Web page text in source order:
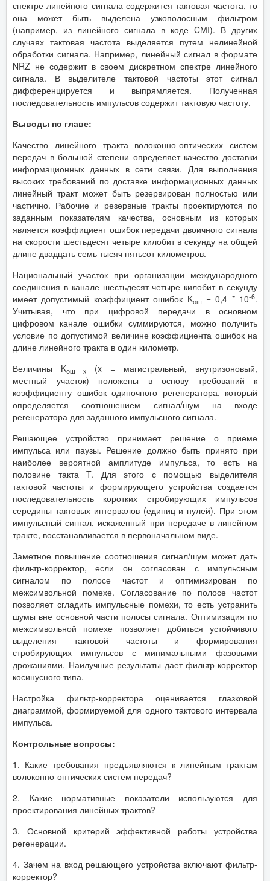
спектре линейного сигнала содержится тактовая частота, то
она может быть выделена узкополосным фильтром
(например, из линейного сигнала в коде CMI). В других
случаях тактовая частота выделяется путем нелинейной
обработки сигнала. Например, линейный сигнал в формате
NRZ не содержит в своем дискретном спектре линейного
сигнала. В выделителе тактовой частоты этот сигнал
дифференцируется и выпрямляется. Полученная
последовательность импульсов содержит тактовую частоту.
Выводы по главе:
Качество линейного тракта волоконно-оптических систем
передач в большой степени определяет качество доставки
информационных данных в сети связи. Для выполнения
высоких требований по доставке информационных данных
линейный тракт может быть резервирован полностью или
частично. Рабочие и резервные тракты проектируются по
заданным показателям качества, основным из которых
является коэффициент ошибок передачи двоичного сигнала
на скорости шестьдесят четыре килобит в секунду на общей
длине двадцать семь тысяч пятьсот километров.
Национальный участок при организации международного
соединения в канале шестьдесят четыре килобит в секунду
имеет допустимый коэффициент ошибок Kош = 0,4 * 10-6.
Учитывая, что при цифровой передачи в основном
цифровом канале ошибки суммируются, можно получить
условие по допустимой величине коэффициента ошибок на
длине линейного тракта в один километр.
Величины Kош x
(x = магистральный, внутризоновый,
местный участок) положены в основу требований к
коэффициенту ошибок одиночного регенератора, который
определяется соотношением сигнал/шум на входе
регенератора для заданного импульсного сигнала.
Решающее устройство принимает решение о приеме
импульса или паузы. Решение должно быть принято при
наиболее вероятной амплитуде импульса, то есть на
половине такта T. Для этого с помощью выделителя
тактовой частоты и формирующего устройства создается
последовательность коротких стробирующих импульсов
середины тактовых интервалов (единиц и нулей). При этом
импульсный сигнал, искаженный при передаче в линейном
тракте, восстанавливается в первоначальном виде.
Заметное повышение соотношения сигнал/шум может дать
фильтр-корректор, если он согласован с импульсным
сигналом по полосе частот и оптимизирован по
межсимвольной помехе. Согласование по полосе частот
позволяет сгладить импульсные помехи, то есть устранить
шумы вне основной части полосы сигнала. Оптимизация по
межсимвольной помехе позволяет добиться устойчивого
выделения тактовой частоты и формирования
стробирующих импульсов с минимальными фазовыми
дрожаниями. Наилучшие результаты дает фильтр-корректор
косинусного типа.
Настройка фильтр-корректора оценивается глазковой
диаграммой, формируемой для одного тактового интервала
импульса.
Контрольные вопросы:
1. Какие требования предъявляются к линейным трактам
волоконно-оптических систем передач?
2. Какие нормативные показатели используются для
проектирования линейных трактов?
3. Основной критерий эффективной работы устройства
регенерации.
4. Зачем на вход решающего устройства включают фильтр-
корректор?